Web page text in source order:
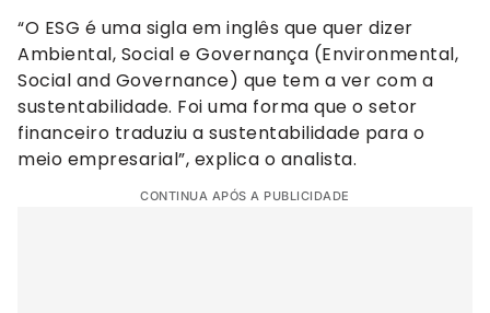
“O ESG é uma sigla em inglês que quer dizer
Ambiental, Social e Governança (Environmental,
Social and Governance) que tem a ver com a
sustentabilidade. Foi uma forma que o setor
financeiro traduziu a sustentabilidade para o
meio empresarial”, explica o analista.
CONTINUA APÓS A PUBLICIDADE